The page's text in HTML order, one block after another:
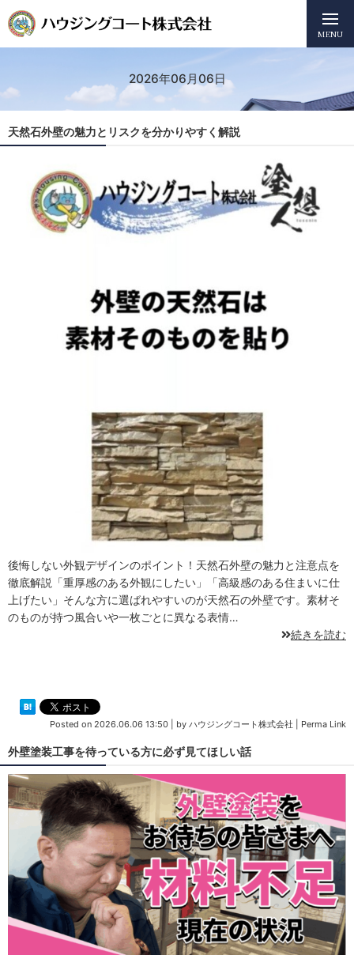
MENU
2026年06月06日
天然石外壁の魅力とリスクを分かりやすく解説
後悔しない外観デザインのポイント！天然石外壁の魅力と注意点を
徹底解説「重厚感のある外観にしたい」「高級感のある住まいに仕
上げたい」そんな方に選ばれやすいのが天然石の外壁です。素材そ
のものが持つ風合いや一枚ごとに異なる表情…
続きを読む
Posted on 2026.06.06 13:50 by ハウジングコート株式会社 Perma Link
外壁塗装工事を待っている方に必ず見てほしい話